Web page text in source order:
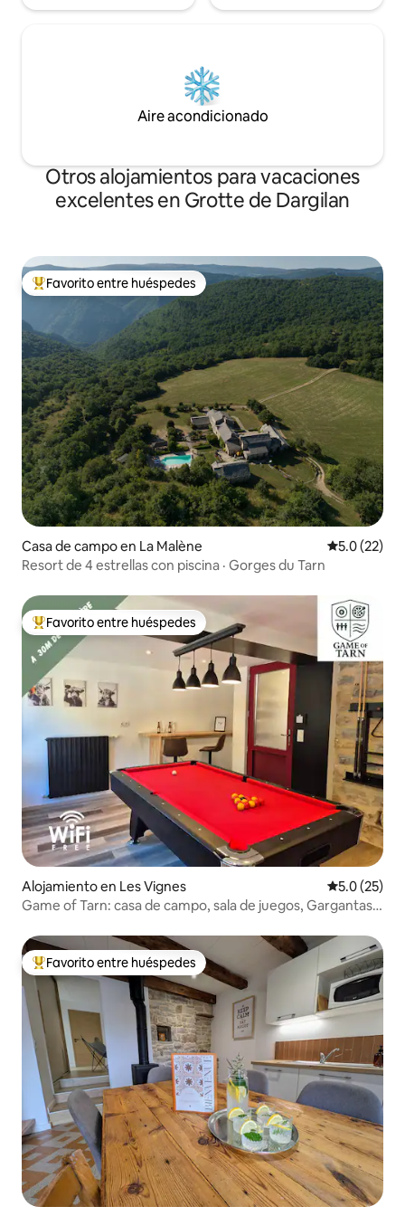
Aire acondicionado
Otros alojamientos para vacaciones
excelentes en Grotte de Dargilan
Favorito entre huéspedes preferido
Favorito entre huéspedes
Casa de campo en La Malène Calificación
5.0 (22)
Resort de 4 estrellas con piscina · Gorges du Tarn
Favorito entre huéspedes preferido
Favorito entre huéspedes
Alojamiento en Les Vignes Calificación
5.0 (25)
Game of Tarn: casa de campo, sala de juegos, Gargantas
Favorito entre huéspedes preferido
Favorito entre huéspedes